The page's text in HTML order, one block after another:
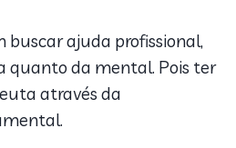
buscar ajuda profissional,
quanto da mental. Pois ter
através da